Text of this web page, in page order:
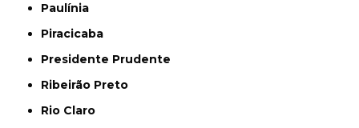
Paulínia
Piracicaba
Presidente Prudente
Ribeirão Preto
Rio Claro